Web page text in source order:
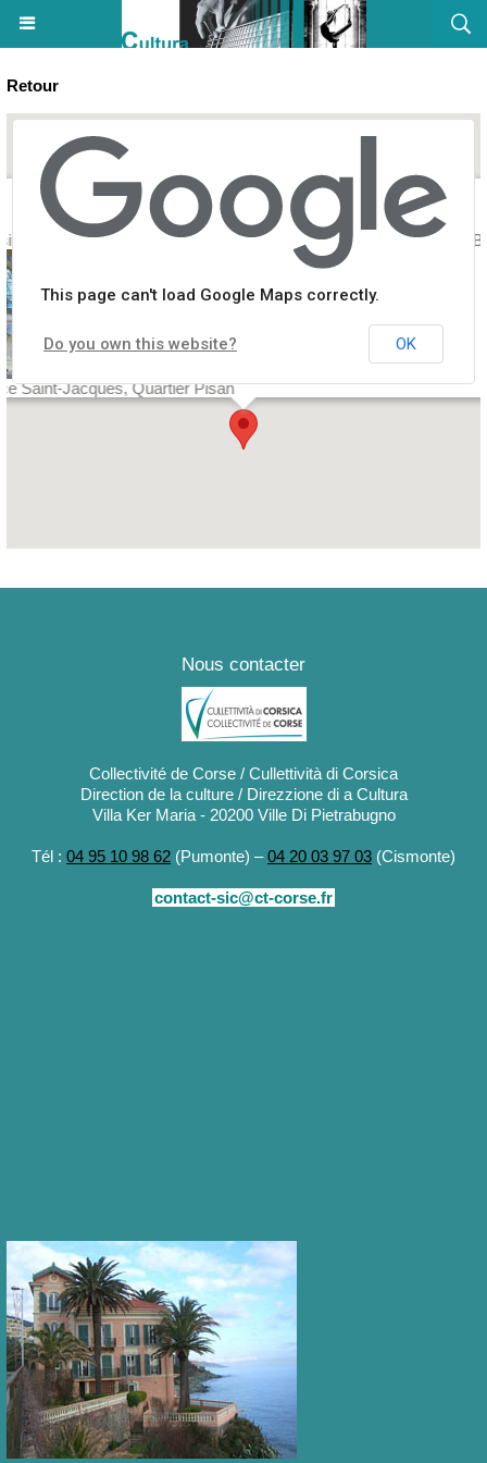
Retour
peinture et sculpture : Pierre Amiel - Espace Saint-Jacques -
Saint-Jacques, Quartier Pisan
This page can't load Google Maps correctly.
Do you own this website? OK
Nous contacter
Collectivité de Corse / Cullettività di Corsica
Direction de la culture / Direzzione di a Cultura
Villa Ker Maria - 20200 Ville Di Pietrabugno
Tél : 04 95 10 98 62 (Pumonte) –04 20 03 97 03 (Cismonte)
contact-sic@ct-corse.fr